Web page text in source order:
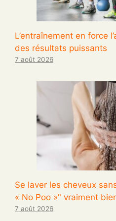
L’entraînement en force
des résultats puissants
7 août 2026
Se laver les cheveux
« No Poo »" vraiment
7 août 2026